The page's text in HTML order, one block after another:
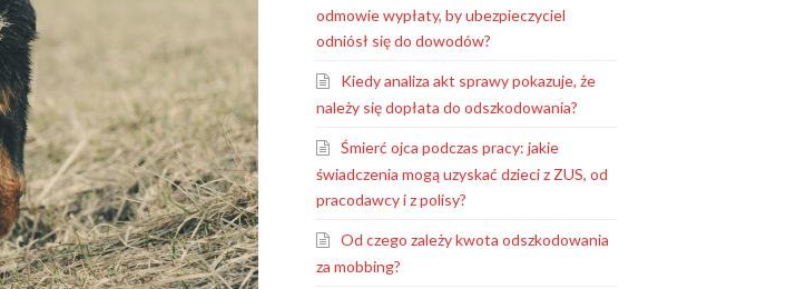
odmowie wypłaty, by ubezpieczyciel
odniósł się do dowodów?
Kiedy analiza akt sprawy pokazuje, że
należy się dopłata do odszkodowania?
Śmierć ojca podczas pracy: jakie
świadczenia mogą uzyskać dzieci z ZUS, od
pracodawcy i z polisy?
Od czego zależy kwota odszkodowania
za mobbing?